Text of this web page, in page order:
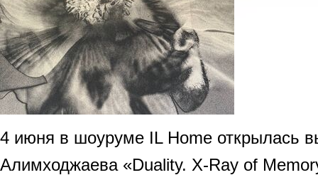
4 июня в шоуруме IL Home открылась
Алимходжаева «Duality. X-Ray of